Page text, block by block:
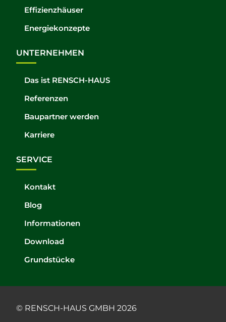
Effizienzhäuser
Energiekonzepte
UNTERNEHMEN
Das ist RENSCH-HAUS
Referenzen
Baupartner werden
Karriere
SERVICE
Kontakt
Blog
Informationen
Download
Grundstücke
© RENSCH-HAUS GMBH 2026